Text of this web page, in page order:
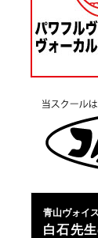
青山ヴォイ
白石先